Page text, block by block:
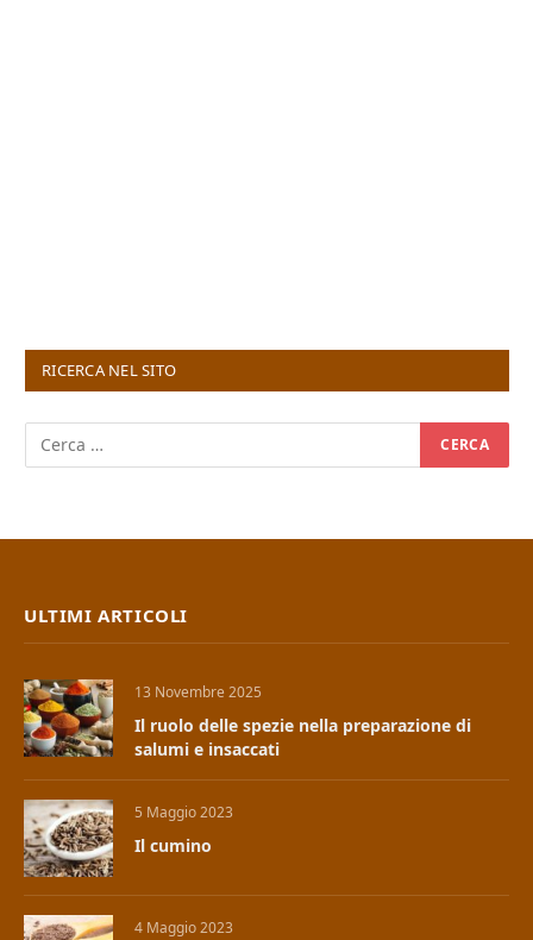
RICERCA NEL SITO
ULTIMI ARTICOLI
13 Novembre 2025
Il ruolo delle spezie nella preparazione di
salumi e insaccati
5 Maggio 2023
Il cumino
4 Maggio 2023